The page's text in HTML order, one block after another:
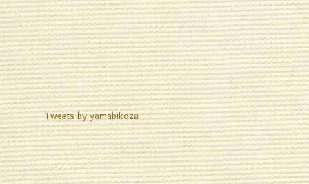
Tweets by yamabikoza